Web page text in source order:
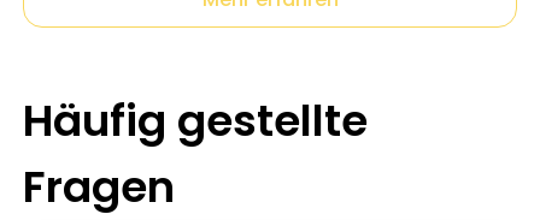
Häufig gestellte
Fragen